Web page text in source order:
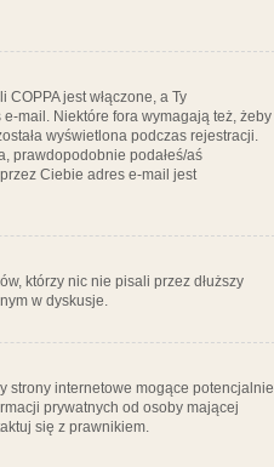
jest włączone, a Ty
mail. Niektóre fora wymagają też, żeby
wyświetlona podczas rejestracji.
prawdopodobnie podałeś/aś
Ciebie adres e-mail jest
którzy nic nie pisali przez dłuższy
w dyskusje.
strony internetowe mogące potencjalnie
prywatnych od osoby mającej
się z prawnikiem.